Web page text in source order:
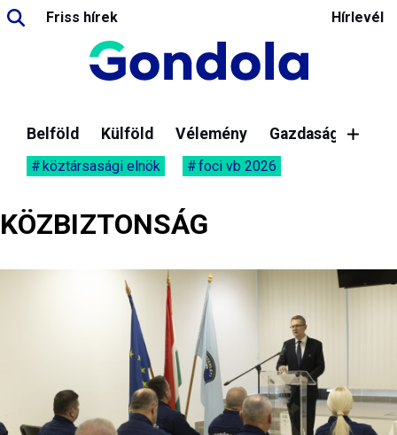
Friss hírek Hírlevél
Belföld Külföld Vélemény Gazdaság
köztársasági elnök foci vb 2026
KÖZBIZTONSÁG